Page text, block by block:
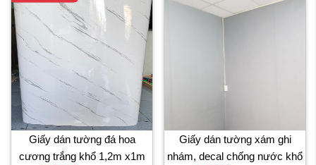
Giấy dán tường đá hoa
cương trắng khổ 1,2m x1m
Giấy dán tường xám ghi
nhám, decal chống nước khổ